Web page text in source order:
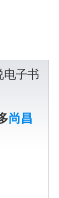
电子书
尚昌